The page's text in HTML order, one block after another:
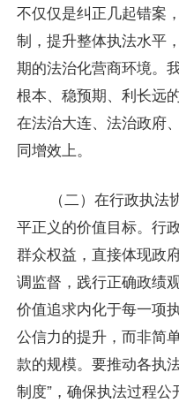
不仅仅是纠正几起错案
制，提升整体执法水平
期的法治化营商环境。
根本、稳预期、利长远
在法治大连、法治政府
同增效上。
（二）在行政执
平正义的价值目标。行
群众权益，直接体现政
调监督，践行正确政绩
价值追求内化于每一项
公信力的提升，而非简
款的规模。要推动各执
制度”，确保执法过程